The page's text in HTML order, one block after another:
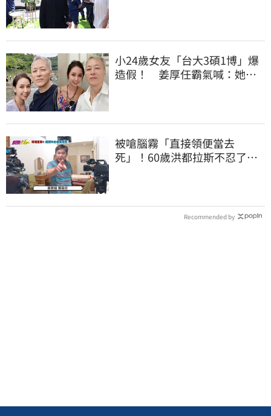
小24歲女友「台大3碩1博」爆
造假！ 姜厚任霸氣喊：她就
被嗆腦霧「直接領便當去
死」！60歲洪都拉斯不忍了
Recommended by